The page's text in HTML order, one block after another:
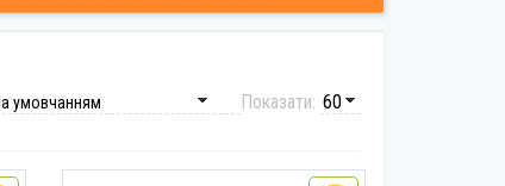
Показати: